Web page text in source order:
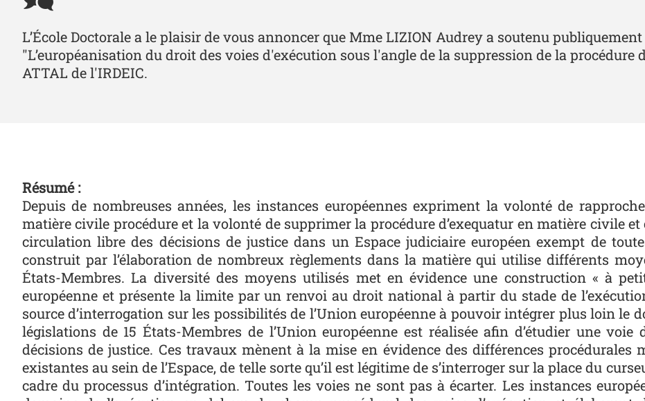
L’École Doctorale a le plaisir de vous annoncer que Mme LIZION Audrey a soutenu
"L’européanisation du droit des voies d'exécution sous l'angle de la suppression de la procédure
ATTAL de l'IRDEIC.
Résumé :
Depuis de nombreuses années, les instances européennes expriment la volonté de
matière civile procédure et la volonté de supprimer la procédure d’exequatur en matière civile
circulation libre des décisions de justice dans un Espace judiciaire européen exempt de
construit par l’élaboration de nombreux règlements dans la matière qui utilise différents
États-Membres. La diversité des moyens utilisés met en évidence une construction « à
européenne et présente la limite par un renvoi au droit national à partir du stade de
source d’interrogation sur les possibilités de l’Union européenne à pouvoir intégrer plus loin le
législations de 15 États-Membres de l’Union européenne est réalisée afin d’étudier une voie
décisions de justice. Ces travaux mènent à la mise en évidence des différences procédurales
existantes au sein de l’Espace, de telle sorte qu’il est légitime de s’interroger sur la place du
cadre du processus d’intégration. Toutes les voies ne sont pas à écarter. Les instances